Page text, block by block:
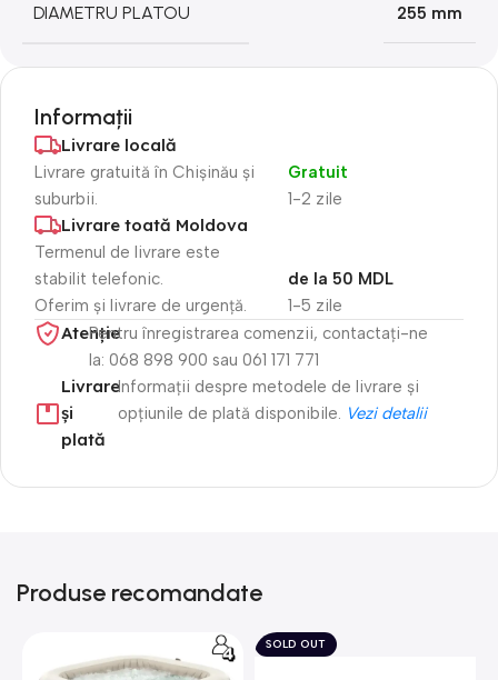
DIAMETRU PLATOU 255 mm
Informații
Livrare locală
Livrare gratuită în Chișinău și
suburbii.
1-2 zile
Gratuit
Livrare toată Moldova
Termenul de livrare este
stabilit telefonic.
Oferim și livrare de urgență.
1-5 zile
de la 50 MDL
Atenție​Pentru înregistrarea comenzii, contactați-ne
la: 068 898 900 sau 061 171 771
Livrare
și
plată
Informații despre metodele de livrare și
opțiunile de plată disponibile. Vezi detalii
Produse recomandate
SOLD OUT